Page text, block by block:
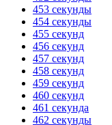
453 секунды
454 секунды
455 секунд
456 секунд
457 секунд
458 секунд
459 секунд
460 секунд
461 секунда
462 секунды